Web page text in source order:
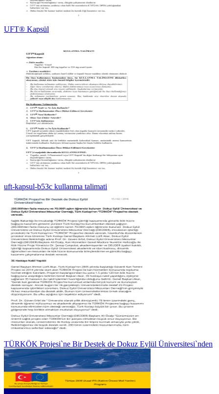
UFT® Kapsül
uft-kapsul-b53c kullanma talimati
TÜRKÖK Projesi`ne Bir Destek de Dokuz Eylül Üniversitesi`nden